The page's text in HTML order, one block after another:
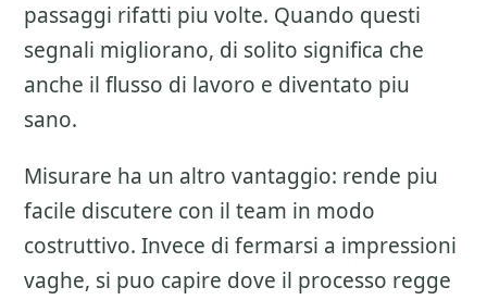
passaggi rifatti piu volte. Quando questi
segnali migliorano, di solito significa che
anche il flusso di lavoro e diventato piu
sano.
Misurare ha un altro vantaggio: rende piu
facile discutere con il team in modo
costruttivo. Invece di fermarsi a impressioni
vaghe, si puo capire dove il processo regge